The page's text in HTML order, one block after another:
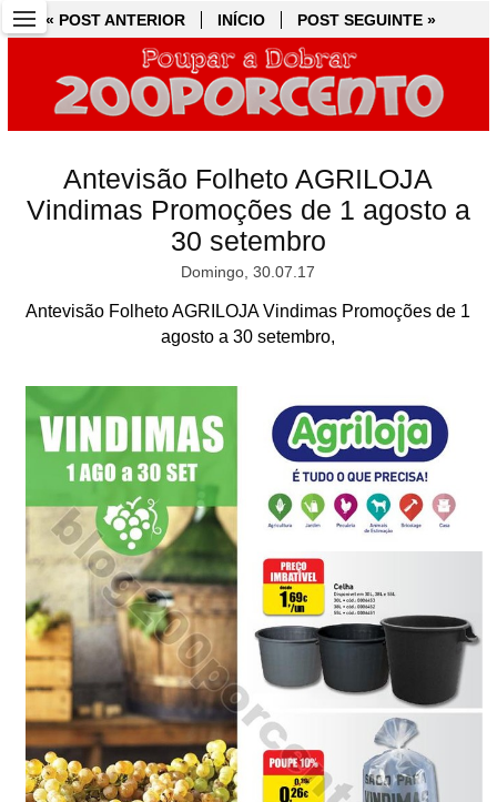
« POST ANTERIOR INÍCIO POST SEGUINTE »
Antevisão Folheto AGRILOJA
Vindimas Promoções de 1 agosto a
30 setembro
Domingo, 30.07.17
Antevisão Folheto AGRILOJA Vindimas Promoções de 1
agosto a 30 setembro,
« POST ANTERIOR INÍCIO POST SEGUINTE »